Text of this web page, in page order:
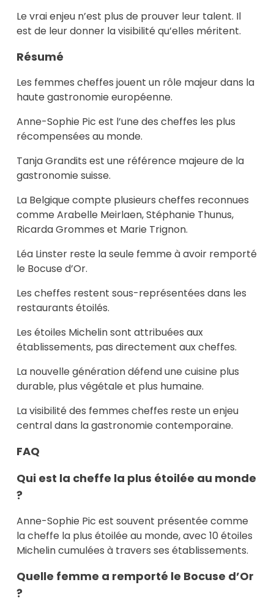
Le vrai enjeu n’est plus de prouver leur talent. Il
est de leur donner la visibilité qu’elles méritent.
Résumé
Les femmes cheffes jouent un rôle majeur dans la
haute gastronomie européenne.
Anne-Sophie Pic est l’une des cheffes les plus
récompensées au monde.
Tanja Grandits est une référence majeure de la
gastronomie suisse.
La Belgique compte plusieurs cheffes reconnues
comme Arabelle Meirlaen, Stéphanie Thunus,
Ricarda Grommes et Marie Trignon.
Léa Linster reste la seule femme à avoir remporté
le Bocuse d’Or.
Les cheffes restent sous-représentées dans les
restaurants étoilés.
Les étoiles Michelin sont attribuées aux
établissements, pas directement aux cheffes.
La nouvelle génération défend une cuisine plus
durable, plus végétale et plus humaine.
La visibilité des femmes cheffes reste un enjeu
central dans la gastronomie contemporaine.
FAQ
Qui est la cheffe la plus étoilée au monde
?
Anne-Sophie Pic est souvent présentée comme
la cheffe la plus étoilée au monde, avec 10 étoiles
Michelin cumulées à travers ses établissements.
Quelle femme a remporté le Bocuse d’Or
?